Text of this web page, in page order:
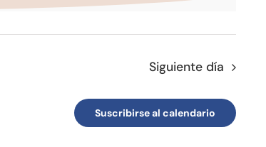
Siguiente día
Suscribirse al calendario